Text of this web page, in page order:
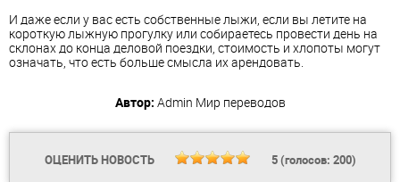
И даже если у вас есть собственные лыжи, если вы летите на
короткую лыжную прогулку или собираетесь провести день на
склонах до конца деловой поездки, стоимость и хлопоты могут
означать, что есть больше смысла их арендовать.
Автор: Admin Мир переводов
ОЦЕНИТЬ НОВОСТЬ 5(голосов: 200)